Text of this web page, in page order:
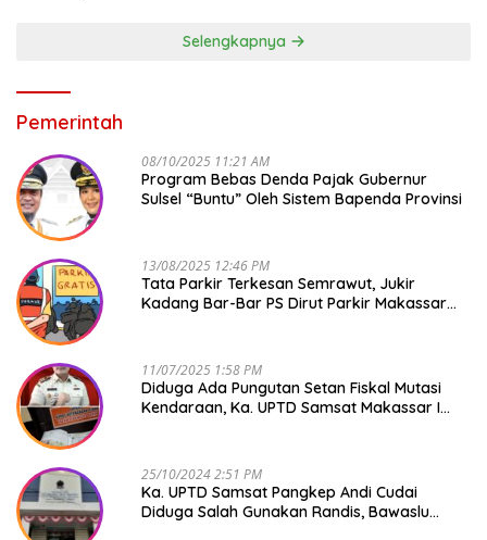
Selengkapnya
Pemerintah
08/10/2025 11:21 AM
Program Bebas Denda Pajak Gubernur
Sulsel “Buntu” Oleh Sistem Bapenda Provinsi
13/08/2025 12:46 PM
Tata Parkir Terkesan Semrawut, Jukir
Kadang Bar-Bar PS Dirut Parkir Makassar
11/07/2025 1:58 PM
Diduga Ada Pungutan Setan Fiskal Mutasi
Kendaraan, Ka. UPTD Samsat Makassar I
25/10/2024 2:51 PM
Ka. UPTD Samsat Pangkep Andi Cudai
Diduga Salah Gunakan Randis, Bawaslu